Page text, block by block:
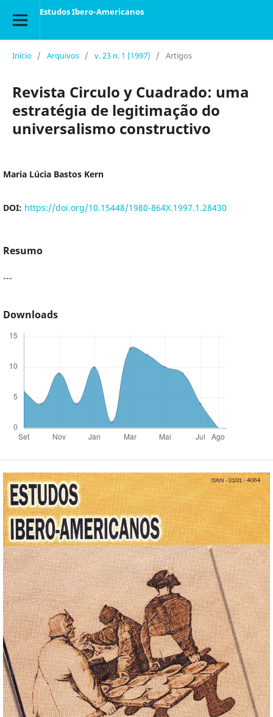
Estudos Ibero-Americanos
Início / Arquivos / v. 23 n. 1 (1997) / Artigos
Revista Circulo y Cuadrado: uma
estratégia de legitimação do
universalismo constructivo
Maria Lúcia Bastos Kern
DOI: https://doi.org/10.15448/1980-864X.1997.1.28430
Resumo
---
Downloads